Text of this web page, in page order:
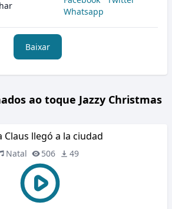
Whatsapp
Baixar
ao toque Jazzy Christmas
Claus llegó a la ciudad
Natal 506 49